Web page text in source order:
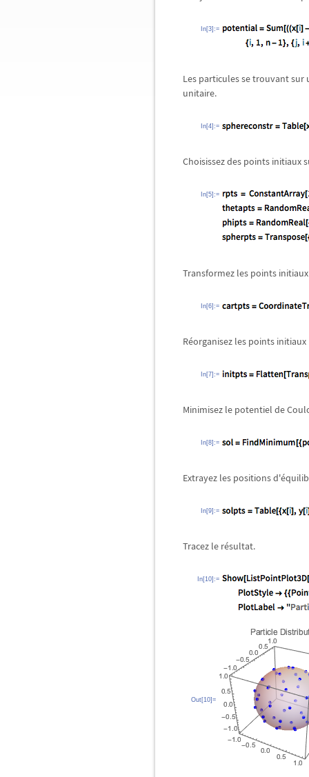
In[3]:=
Les particules se trouvant
unitaire.
In[4]:=
Choisissez des points initiaux
In[5]:=
Transformez les points
In[6]:=
Réorganisez les points
In[7]:=
Minimisez le potentiel de
In[8]:=
Extrayez les positions
In[9]:=
Tracez le résultat.
In[10]:=
Out[10]=